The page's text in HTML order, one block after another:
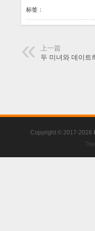
标签：
上一篇
두 미녀와 데이트
Copyright © 2017-2026